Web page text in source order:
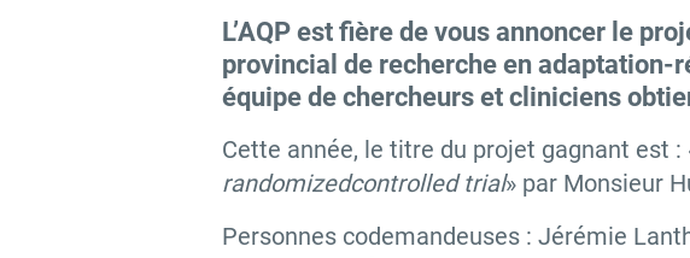
L’AQP est fière de vous annoncer le
provincial de recherche en adaptation-
équipe de chercheurs et cliniciens
Cette année, le titre du projet gagnant est :
randomizedcontrolled trial» par Monsieur
Personnes codemandeuses : Jérémie